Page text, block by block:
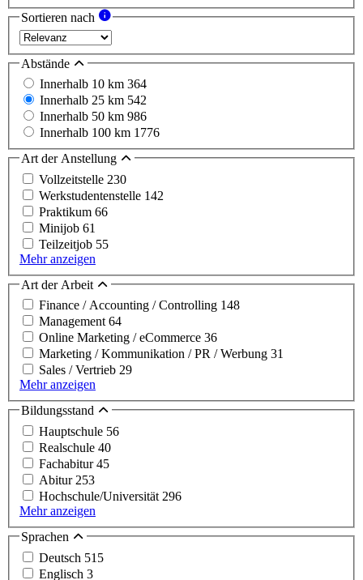
Sortieren nach
Abstände
Innerhalb 10 km 364
Innerhalb 25 km 542
Innerhalb 50 km 986
Innerhalb 100 km 1776
Art der Anstellung
Vollzeitstelle 230
Werkstudentenstelle 142
Praktikum 66
Minijob 61
Teilzeitjob 55
Mehr anzeigen
Art der Arbeit
Finance / Accounting / Controlling 148
Management64
Online Marketing / eCommerce 36
Marketing / Kommunikation / PR / Werbung 31
Sales / Vertrieb 29
Mehr anzeigen
Bildungsstand
Hauptschule 56
Realschule 40
Fachabitur45
Abitur 253
Hochschule/Universität 296
Mehr anzeigen
Sprachen
Deutsch 515
Englisch 3